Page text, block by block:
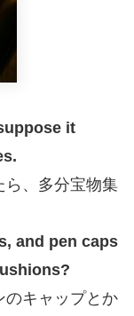
it
ら、多分宝物集
and pen caps
のキャップとか